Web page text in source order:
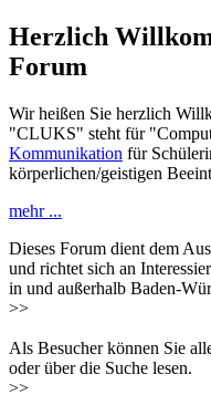
Herzlich
Forum
Wir heißen Sie herzlich
"CLUKS" steht für
Kommunikation für
körperlichen/geistigen
mehr ...
Dieses Forum dient dem
und richtet sich an
in und außerhalb Baden-
>>
Als Besucher können Sie
oder über die Suche lesen.
>>